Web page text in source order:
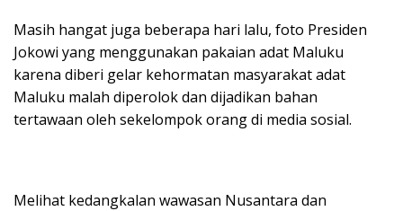
Masih hangat juga beberapa hari lalu, foto Presiden
Jokowi yang menggunakan pakaian adat Maluku
karena diberi gelar kehormatan masyarakat adat
Maluku malah diperolok dan dijadikan bahan
tertawaan oleh sekelompok orang di media sosial.
Melihat kedangkalan wawasan Nusantara dan